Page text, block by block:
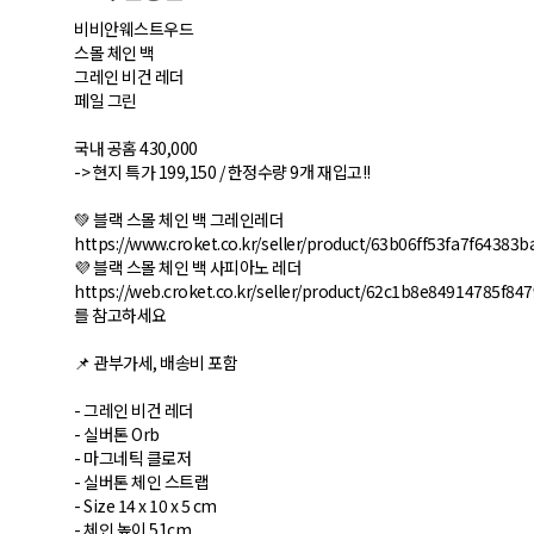
비비안웨스트우드
스몰 체인 백
그레인 비건 레더
페일 그린
국내 공홈 430,000
-> 현지 특가 199,150 / 한정수량 9개 재입고!!
💚 블랙 스몰 체인 백 그레인레더
https://www.croket.co.kr/seller/product/
💜 블랙 스몰 체인 백 사피아노 레더
https://web.croket.co.kr/seller/product/
를 참고하세요
📌 관부가세, 배송비 포함
- 그레인 비건 레더
- 실버톤 Orb
- 마그네틱 클로저
- 실버톤 체인 스트랩
- Size 14 x 10 x 5 cm